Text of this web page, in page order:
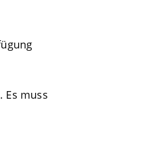
Es muss